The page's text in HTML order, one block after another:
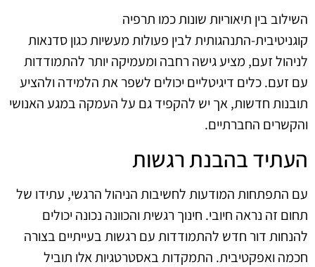
השילוב בין תיאוריות שונות כמו תרפיה
קוגניטיבית-התנהגותית לבין פעולות מעשיות כגון סדנאות
לניהול זעם, מציע גישה רחבה ומעמיקה יותר להתמודדות
עם זעם. כלים דיגיטליים יכולים לשפר את הלמידה ולהציע
תובנות חדשות, אך יש להקפיד גם על העמקה במגע האנושי
והקשרים החברתיים.
העתיד בהבנת רגשות
עם התפתחות המודעות לחשיבות הניהול הרגשי, עתידו של
תחום זה נראה חיובי. חינוך רגשית והכוונה נכונה יכולים
להנחות דור חדש להתמודדות עם רגשות בעייתיים בצורה
חכמה ואפקטיבית. התמקדות באסטרטגיות אלו תוביל